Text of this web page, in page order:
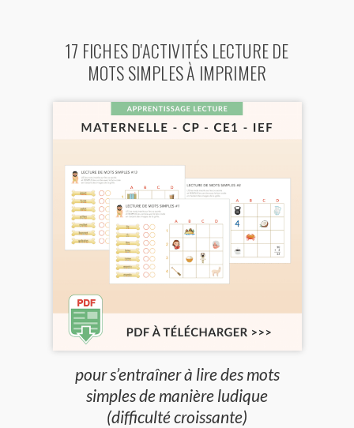
17 FICHES D'ACTIVITÉS LECTURE DE
MOTS SIMPLES À IMPRIMER
pour s’entraîner à lire des mots
simples de manière ludique
(difficulté croissante)